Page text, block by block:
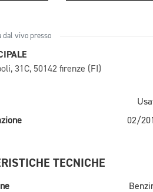
dal vivo presso
31C, 50142 firenze (FI)
02/
TECNICHE